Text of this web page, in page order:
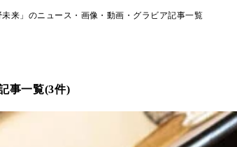
未来」のニュース・画像・動画・グラビア記事一覧
事一覧(3件)